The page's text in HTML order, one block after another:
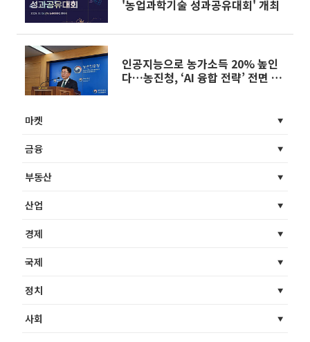
'농업과학기술 성과공유대회' 개최
인공지능으로 농가소득 20% 높인
다…농진청, ‘AI 융합 전략’ 전면 가
마켓
금융
부동산
산업
경제
국제
정치
사회